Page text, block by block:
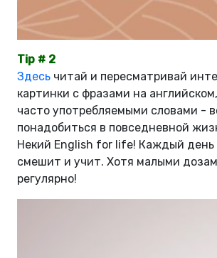
Tip # 2
Здесь читай и пересматривай
картинки с фразами на
часто употребляемыми словами -
понадобиться в повседневной
Некий English for life! Каждый день
смешит и учит. Хотя малыми
регулярно!